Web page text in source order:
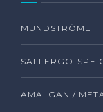
MUNDSTRÖME
SALLERGO-
AMALGAN /